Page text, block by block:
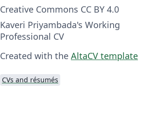
Creative Commons CC BY 4.0
Kaveri Priyambada's Working
Professional CV
Created with the AltaCV template
CVs and résumés